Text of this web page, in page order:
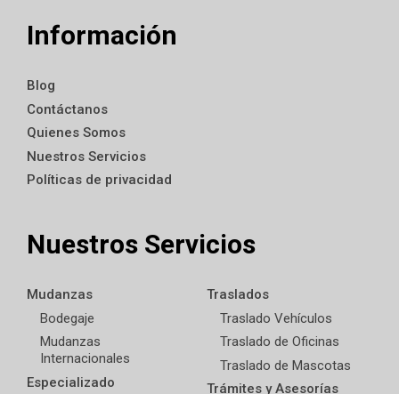
Información
Blog
Contáctanos
Quienes Somos
Nuestros Servicios
Políticas de privacidad
Nuestros Servicios
Mudanzas
Bodegaje
Mudanzas
Internacionales
Especializado
Traslados
Traslado Vehículos
Traslado de Oficinas
Traslado de Mascotas
Trámites y Asesorías